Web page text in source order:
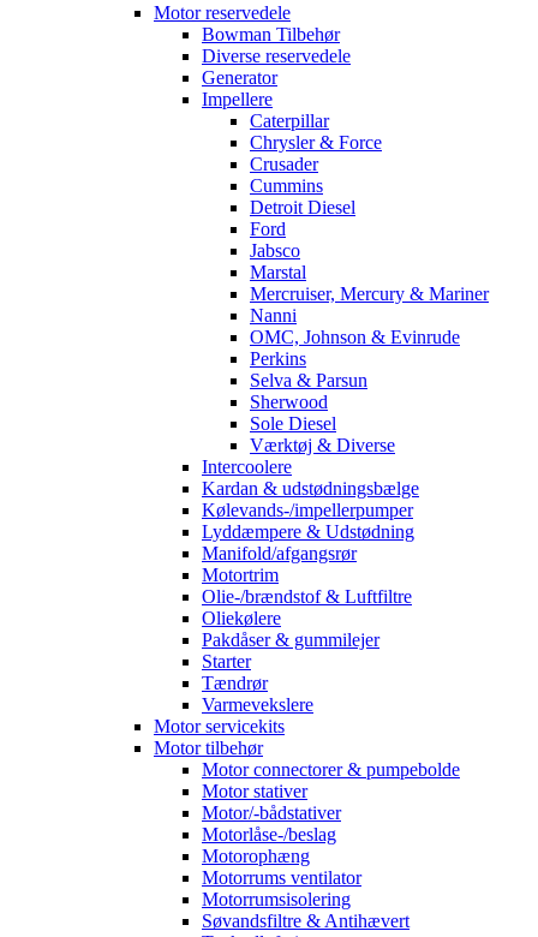
Motor reservedele
Bowman Tilbehør
Diverse reservedele
Generator
Impellere
Caterpillar
Chrysler & Force
Crusader
Cummins
Detroit Diesel
Ford
Jabsco
Marstal
Mercruiser, Mercury & Mariner
Nanni
OMC, Johnson & Evinrude
Perkins
Selva & Parsun
Sherwood
Sole Diesel
Værktøj & Diverse
Intercoolere
Kardan & udstødningsbælge
Kølevands-/impellerpumper
Lyddæmpere & Udstødning
Manifold/afgangsrør
Motortrim
Olie-/brændstof & Luftfiltre
Oliekølere
Pakdåser & gummilejer
Starter
Tændrør
Varmevekslere
Motor servicekits
Motor tilbehør
Motor connectorer & pumpebolde
Motor stativer
Motor/-bådstativer
Motorlåse-/beslag
Motorophæng
Motorrums ventilator
Motorrumsisolering
Søvandsfiltre & Antihævert